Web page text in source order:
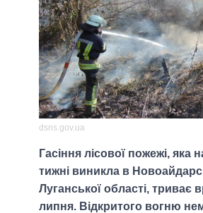
dsns.gov.ua
Гасіння лісової пожежі, яка
тижні виникла в
Луганської області, триває
липня. Відкритого вогню